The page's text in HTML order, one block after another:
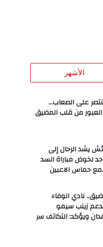
الأشهر
على الصعاب…
من قلب المضيق
يشد الرحال إلى
لخوض مباراة السد
حماس الاعبين
نادي الوفاء
زينب سيمو
ويؤكد: التكاتف سر